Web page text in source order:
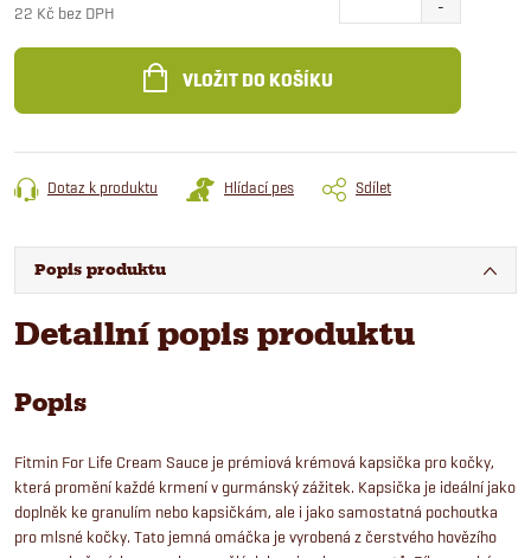
22 Kč bez DPH
cena:
VLOŽIT DO KOŠÍKU
Dotaz k produktu Hlídací pes Sdílet
Popis produktu
Detailní popis produktu
Popis
Fitmin For Life Cream Sauce je prémiová krémová kapsička pro kočky,
která promění každé krmení v gurmánský zážitek. Kapsička je ideální jako
doplněk ke granulím nebo kapsičkám, ale i jako samostatná pochoutka
pro mlsné kočky. Tato jemná omáčka je vyrobená z čerstvého hovězího